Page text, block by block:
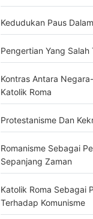
Kedudukan Paus
Pengertian Yang Salah
Kontras Antara
Katolik Roma
Protestanisme Dan
Romanisme Sebagai
Sepanjang Zaman
Katolik Roma Sebagai
Terhadap Komunisme